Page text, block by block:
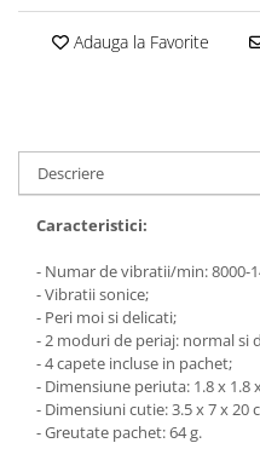
Adauga la Favorite
Descriere
Caracteristici:
- Numar de vibratii/min: 8000-
- Vibratii sonice;
- Peri moi si delicati;
- 2 moduri de periaj: normal si
- 4 capete incluse in pachet;
- Dimensiune periuta: 1.8 x 1.8
- Dimensiuni cutie: 3.5 x 7 x 20
- Greutate pachet: 64 g.